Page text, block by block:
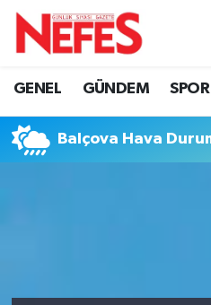
GENEL GÜNDEM SPOR
Balçova Hava
Hava Durumu
Namaz Vakitleri
Tüm Manşetler